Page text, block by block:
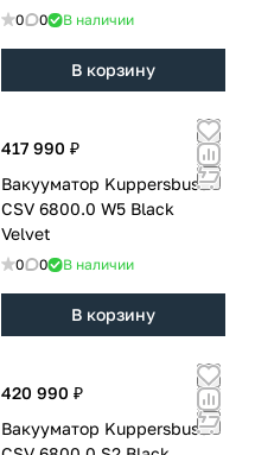
0 0 В наличии
В корзину
417 990 ₽
Вакууматор Kuppersbusch
CSV 6800.0 W5 Black
Velvet
0 0 В наличии
В корзину
420 990 ₽
Вакууматор Kuppersbusch